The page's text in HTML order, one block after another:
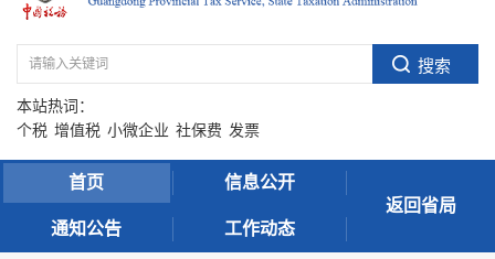
本站热词：
个税 增值税 小微企业 社保费 发票
首页 信息公开
通知公告 工作动态
返回省局